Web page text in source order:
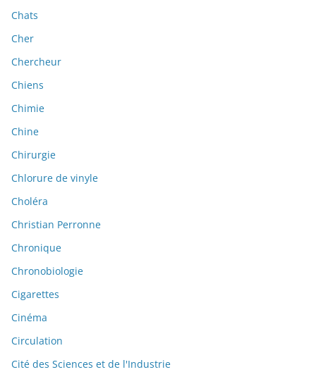
Chats
Cher
Chercheur
Chiens
Chimie
Chine
Chirurgie
Chlorure de vinyle
Choléra
Christian Perronne
Chronique
Chronobiologie
Cigarettes
Cinéma
Circulation
Cité des Sciences et de l'Industrie